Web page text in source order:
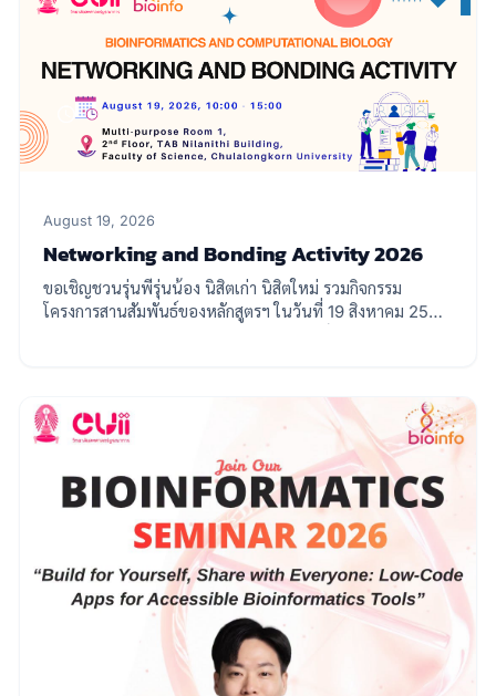
August 19, 2026
Networking and Bonding Activity 2026
ขอเชิญชวนรุ่นพี่รุ่นน้อง นิสิตเก่า นิสิตใหม่ รวมกิจกรรม
โครงการสานสัมพันธ์ของหลักสูตรฯ ในวันที่ 19 สิงหาคม 2569
"The Future of Bioinformatics and Computational
Biology: Research, Innovation, and Career
Perspectives" กับโครงการสานสัมพันธ์ Networking and
Bonding Activity ประจำปี 2569 We warmly invite all
members of our Bioinformatics and Computational
Biology community—including alumni, current
students, incoming students, senior students, and
junior students—to join us for a day of networking,
inspiring discussions, and meaningful connections.
And join us for a Special Panel Discussion "The
Future of Bioinformatics and Computational
Biology: Research, Innovation, and Career
Perspectives" Featuring distinguished researchers,